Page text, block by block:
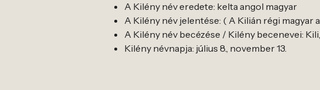
A Kilény név eredete: kelta angol magyar
A Kilény név jelentése: ( A Kilián régi magyar
A Kilény név becézése / Kilény becenevei:
Kilény névnapja: július 8., november 13.